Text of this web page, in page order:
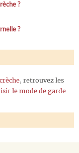
?
?
, retrouvez les
le mode de garde